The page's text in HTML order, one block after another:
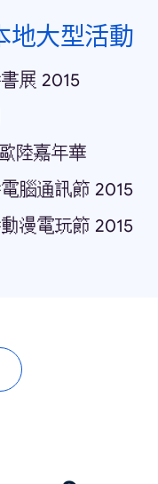
地大型活動
展 2015
陸嘉年華
腦通訊節 2015
漫電玩節 2015